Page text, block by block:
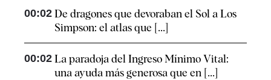
00:02 De dragones que devoraban el Sol a Los
Simpson: el atlas que [...]
00:02 La paradoja del Ingreso Mínimo Vital:
una ayuda más generosa que en [...]